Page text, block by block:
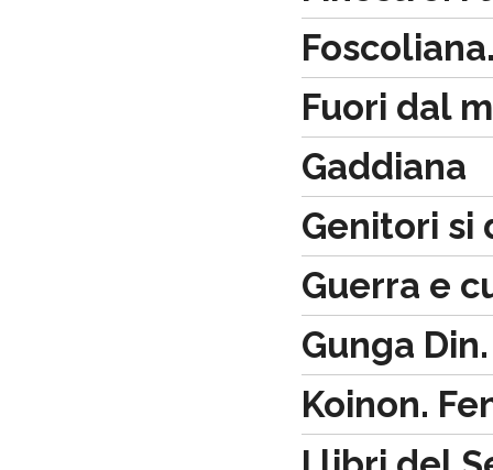
Fuori dal
Gaddiana
Genitori si
Guerra e
Gunga
Koinon.